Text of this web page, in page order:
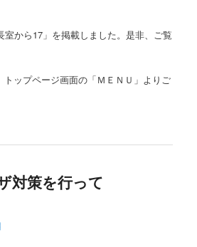
室から17」を掲載しました。是非、ご覧
トップページ画面の「ＭＥＮＵ」よりご
対策を行って